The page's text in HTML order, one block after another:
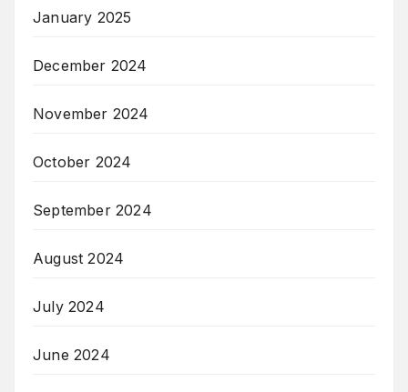
January 2025
December 2024
November 2024
October 2024
September 2024
August 2024
July 2024
June 2024